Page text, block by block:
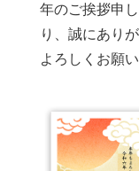
年のご挨拶申
り、誠にあり
よろしくお願